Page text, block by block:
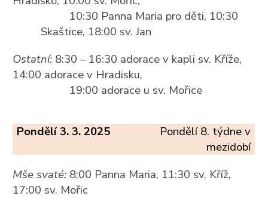
10:30 Panna Maria pro děti, 10:30
Skaštice, 18:00 sv. Jan
Ostatní: 8:30 – 16:30 adorace v kapli sv. Kříže,
14:00 adorace v Hradisku,
19:00 adorace u sv. Mořice
Pondělí 3. 3. 2025
Pondělí 8. týdne v
mezidobí
Mše svaté: 8:00 Panna Maria, 11:30 sv. Kříž,
17:00 sv. Mořic